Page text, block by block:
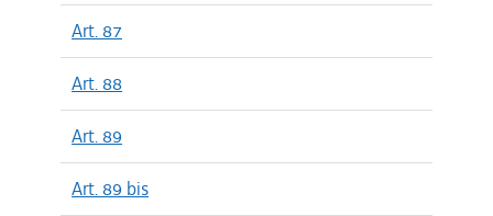
Art. 87
Art. 88
Art. 89
Art. 89 bis